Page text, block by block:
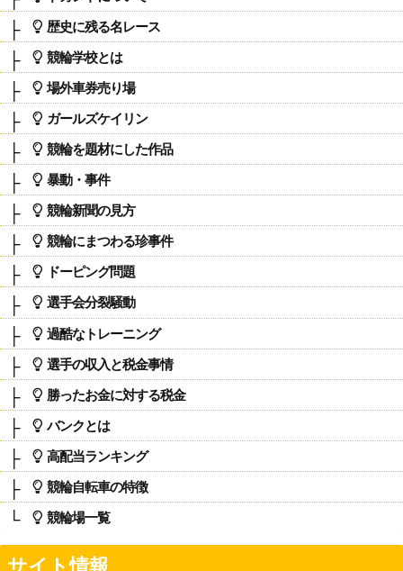
歴史に残る名レース
競輪学校とは
場外車券売り場
ガールズケイリン
競輪を題材にした作品
暴動・事件
競輪新聞の見方
競輪にまつわる珍事件
ドーピング問題
選手会分裂騒動
過酷なトレーニング
選手の収入と税金事情
勝ったお金に対する税金
バンクとは
高配当ランキング
競輪自転車の特徴
競輪場一覧
サイト情報